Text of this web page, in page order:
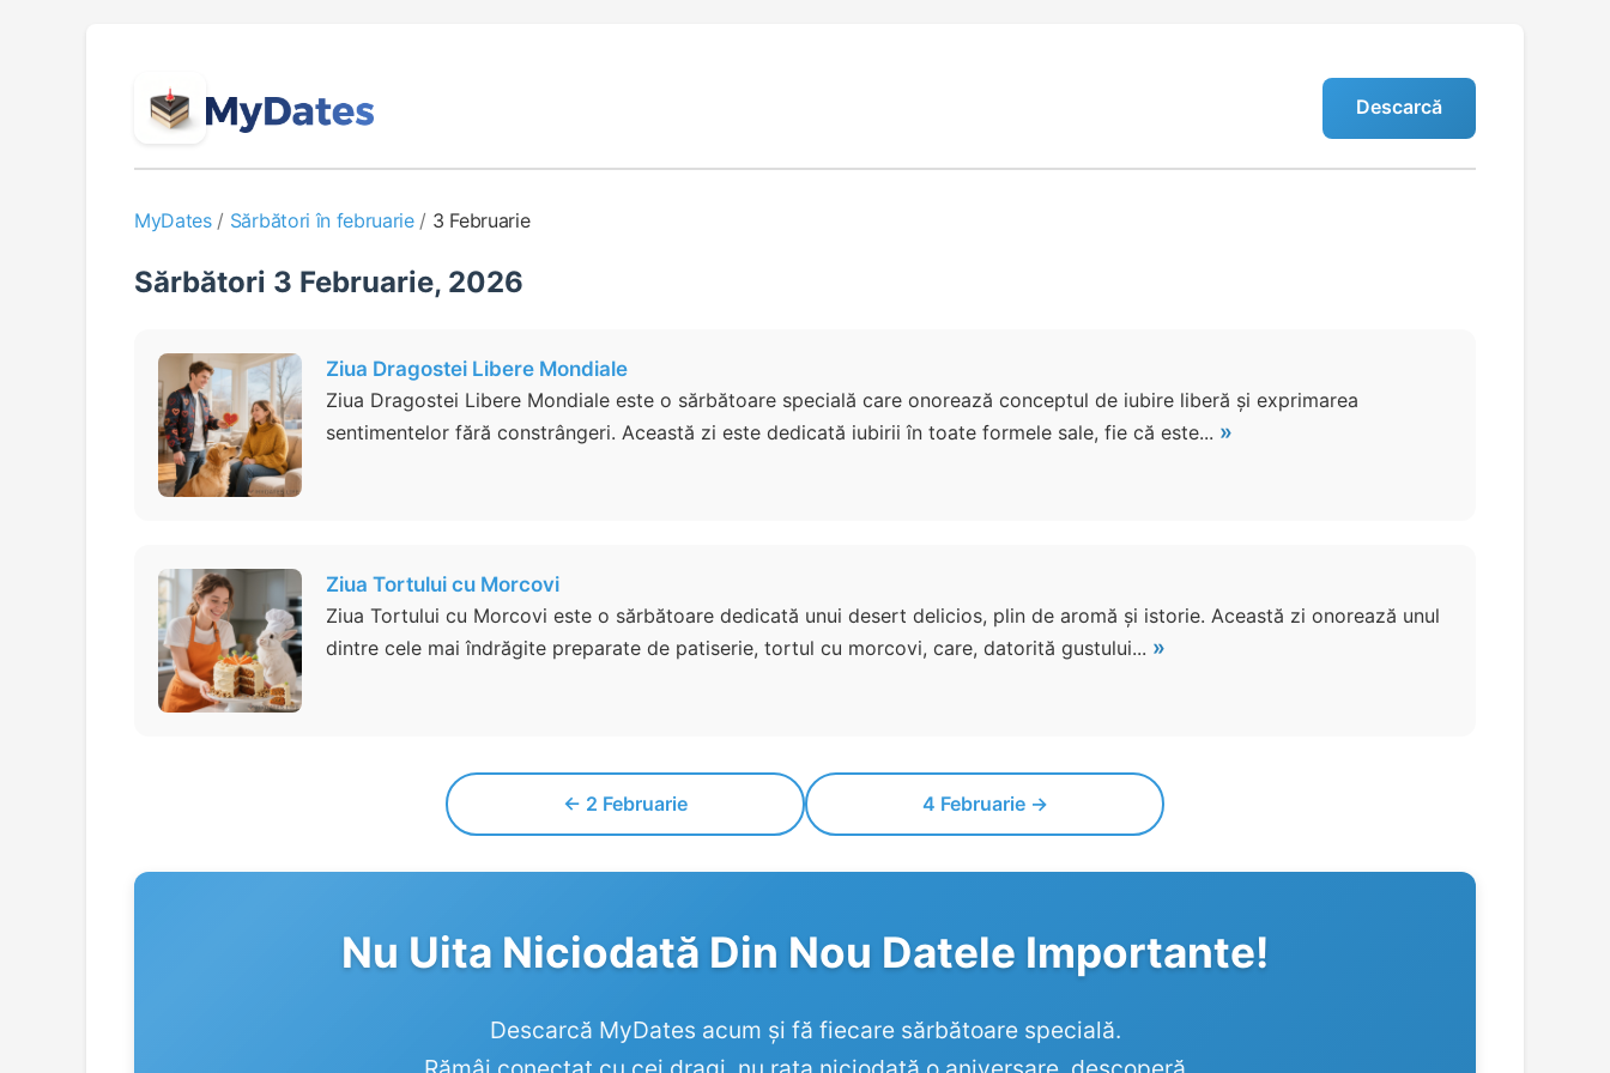
Descarcă
MyDates/ Sărbători în februarie/ 3 Februarie
Sărbători 3 Februarie, 2026
Ziua Dragostei Libere Mondiale
Ziua Dragostei Libere Mondiale este o sărbătoare specială care onorează conceptul de iubire liberă și exprimarea
sentimentelor fără constrângeri. Această zi este dedicată iubirii în toate formele sale, fie că este... »
Ziua Tortului cu Morcovi
Ziua Tortului cu Morcovi este o sărbătoare dedicată unui desert delicios, plin de aromă și istorie. Această zi onorează unul
dintre cele mai îndrăgite preparate de patiserie, tortul cu morcovi, care, datorită gustului... »
← 2 Februarie 4 Februarie →
Nu Uita Niciodată Din Nou Datele Importante!
Descarcă MyDates acum și fă fiecare sărbătoare specială.